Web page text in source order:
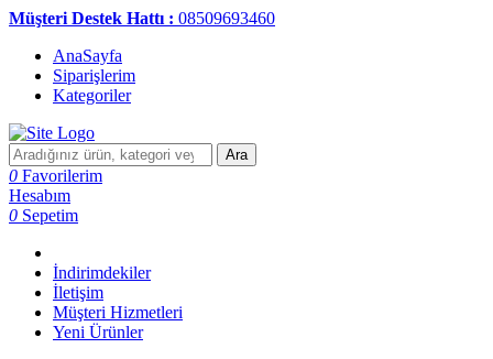
Müşteri Destek Hattı : 08509693460
AnaSayfa
Siparişlerim
Kategoriler
Ara
0 Favorilerim
Hesabım
0 Sepetim
İndirimdekiler
İletişim
Müşteri Hizmetleri
Yeni Ürünler